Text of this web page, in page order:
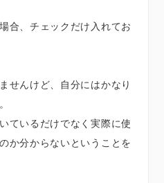
合、チェックだけ入れてお
せんけど、自分にはかなり
ているだけでなく実際に使
か分からないということを